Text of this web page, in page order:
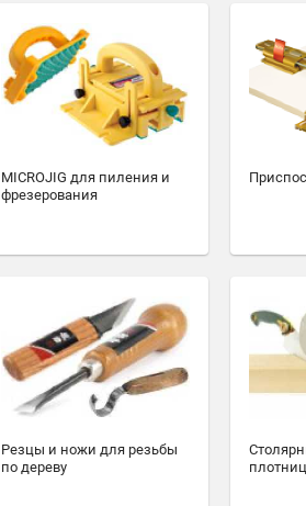
MICROJIG для пиления и
фрезерования
Резцы и ножи для резьбы
по дереву